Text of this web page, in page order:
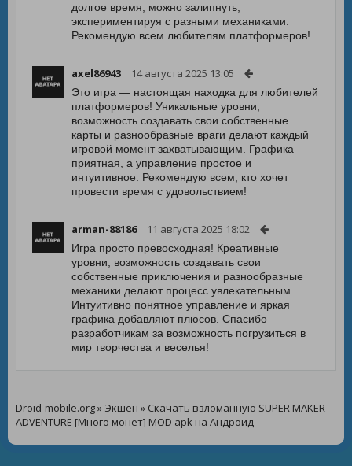
долгое время, можно залипнуть,
экспериментируя с разными механиками.
Рекомендую всем любителям платформеров!
axel86943 14 августа 2025 13:05
Это игра — настоящая находка для любителей
платформеров! Уникальные уровни,
возможность создавать свои собственные
карты и разнообразные враги делают каждый
игровой момент захватывающим. Графика
приятная, а управление простое и
интуитивное. Рекомендую всем, кто хочет
провести время с удовольствием!
arman-88186 11 августа 2025 18:02
Игра просто превосходная! Креативные
уровни, возможность создавать свои
собственные приключения и разнообразные
механики делают процесс увлекательным.
Интуитивно понятное управление и яркая
графика добавляют плюсов. Спасибо
разработчикам за возможность погрузиться в
мир творчества и веселья!
Droid-mobile.org» Экшен » Скачать взломанную SUPER MAKER
ADVENTURE [Много монет] MOD apk на Андроид